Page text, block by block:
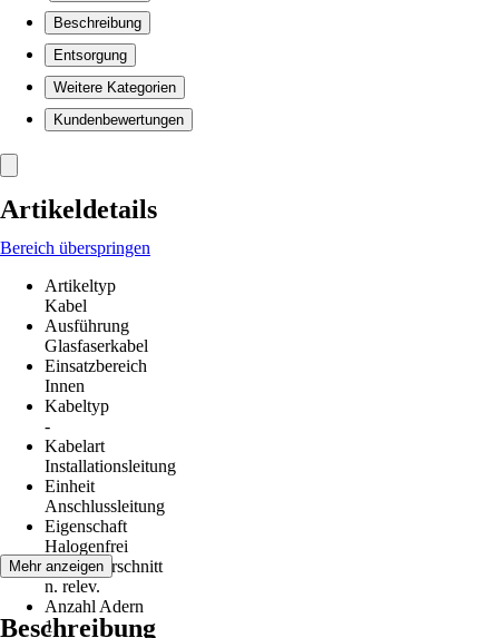
Beschreibung
Entsorgung
Weitere Kategorien
Kundenbewertungen
Artikeldetails
Bereich überspringen
Artikeltyp
Kabel
Ausführung
Glasfaserkabel
Einsatzbereich
Innen
Kabeltyp
-
Kabelart
Installationsleitung
Einheit
Anschlussleitung
Eigenschaft
Halogenfrei
Leiterquerschnitt
n. relev.
Anzahl Adern
1
Mehr anzeigen
Beschreibung